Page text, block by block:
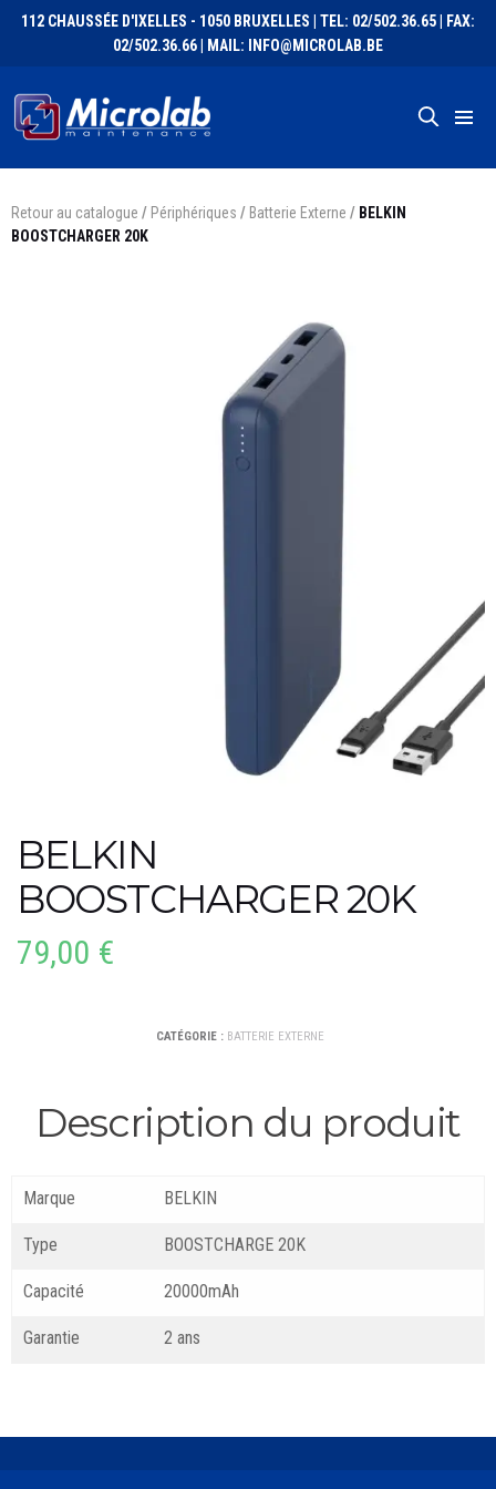
112 CHAUSSÉE D'IXELLES - 1050 BRUXELLES | TEL: 02/502.36.65 | FAX:
02/502.36.66 | MAIL: INFO@MICROLAB.BE
Retour au catalogue / Périphériques / Batterie Externe / BELKIN
BOOSTCHARGER 20K
BELKIN
BOOSTCHARGER 20K
79,00 €
CATÉGORIE : BATTERIE EXTERNE
Description du produit
Marque BELKIN
Type BOOSTCHARGE 20K
Capacité 20000mAh
Garantie 2 ans